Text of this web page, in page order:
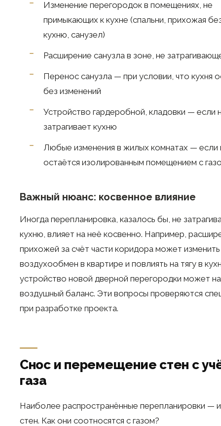
Изменение перегородок в помещениях, не
примыкающих к кухне (спальни, прихожая
кухню, санузел)
Расширение санузла в зоне, не
Перенос санузла — при условии, что кухня
без изменений
Устройство гардеробной, кладовки — если
затрагивает кухню
Любые изменения в жилых комнатах — если
остаётся изолированным помещением с
Важный нюанс: косвенное влияние
Иногда перепланировка, казалось бы, не
кухню, влияет на неё косвенно. Например,
прихожей за счёт части коридора может изменить
воздухообмен в квартире и повлиять на тягу в
устройство новой дверной перегородки может
воздушный баланс. Эти вопросы проверяются
при разработке проекта.
Снос и перемещение стен с
газа
Наиболее распространённые перепланировки —
стен. Как они соотносятся с газом?